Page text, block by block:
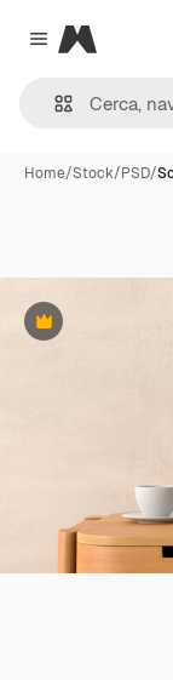
Close menu
Magnific
Home/Stock/PSD/
Premium